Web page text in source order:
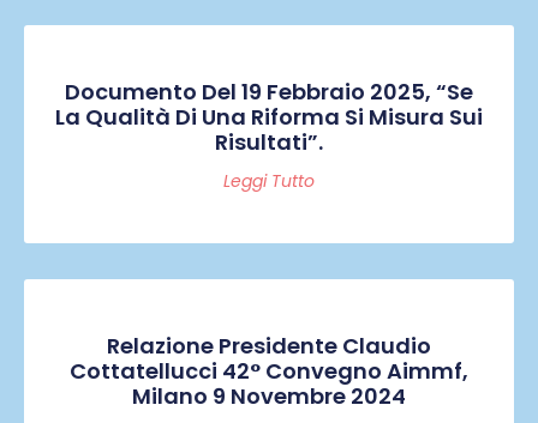
Documento Del 19 Febbraio 2025, “Se
La Qualità Di Una Riforma Si Misura Sui
Risultati”.
Leggi Tutto
Relazione Presidente Claudio
Cottatellucci 42° Convegno Aimmf,
Milano 9 Novembre 2024